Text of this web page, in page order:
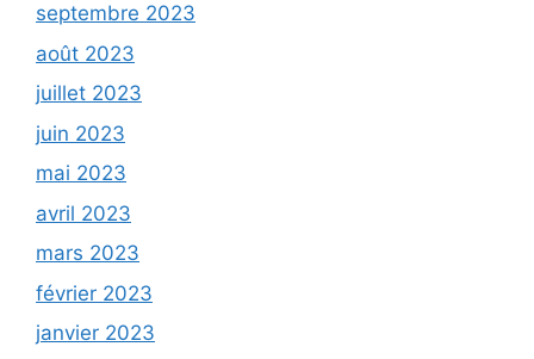
septembre 2023
août 2023
juillet 2023
juin 2023
mai 2023
avril 2023
mars 2023
février 2023
janvier 2023